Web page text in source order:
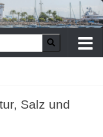
Salz und